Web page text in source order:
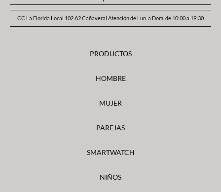
CC La Florida Local 102 A2 Cañaveral Atención de Lun. a Dom. de 10:00 a 19:30
PRODUCTOS
HOMBRE
MUJER
PAREJAS
SMARTWATCH
NIÑOS